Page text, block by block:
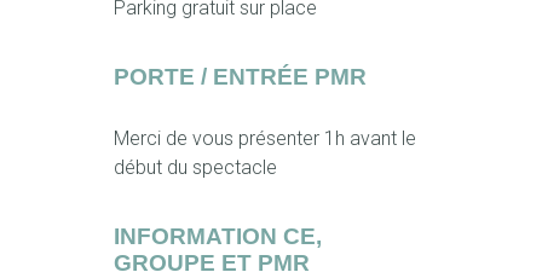
Parking gratuit sur place
PORTE / ENTRÉE PMR
Merci de vous présenter 1h avant le
début du spectacle
INFORMATION CE,
GROUPE ET PMR